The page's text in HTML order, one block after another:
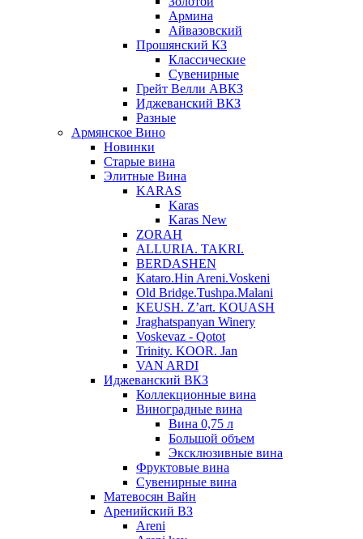
Армина
Айвазовский
Прошянский КЗ
Классические
Сувенирные
Грейт Велли АВКЗ
Иджеванский ВКЗ
Разные
Армянское Вино
Новинки
Старые вина
Элитные Вина
KARAS
Karas
Karas New
ZORAH
ALLURIA. TAKRI.
BERDASHEN
Kataro.Hin Areni.Voskeni
Old Bridge.Tushpa.Malani
KEUSH. Z’art. KOUASH
Jraghatspanyan Winery
Voskevaz - Qotot
Trinity. KOOR. Jan
VAN ARDI
Иджеванский ВКЗ
Коллекционные вина
Виноградные вина
Вина 0,75 л
Большой объем
Эксклюзивные вина
Фруктовые вина
Cувенирные вина
Матевосян Вайн
Аренийский ВЗ
Areni